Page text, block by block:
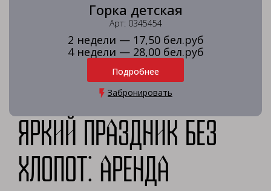
Горка детская
Арт: 0345454
2 недели — 17,50 бел.руб
4 недели — 28,00 бел.руб
Подробнее
Забронировать
Яркий праздник без
хлопот: аренда